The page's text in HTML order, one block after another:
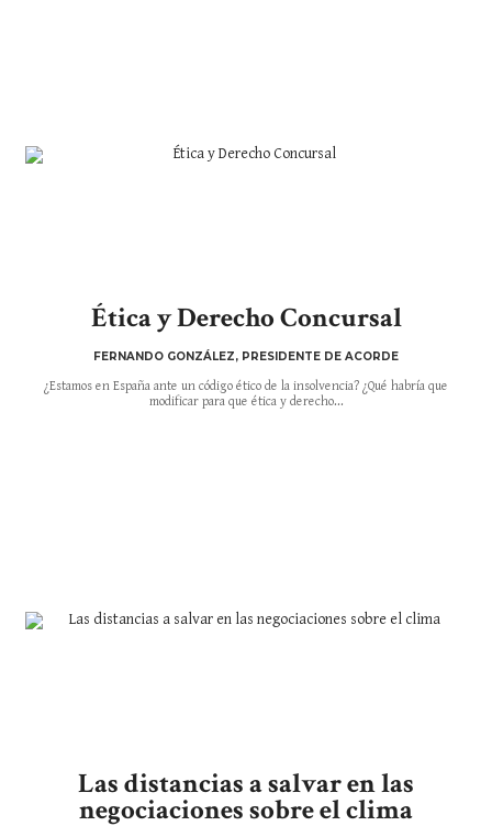
Ética y Derecho Concursal
FERNANDO GONZÁLEZ, PRESIDENTE DE ACORDE
¿Estamos en España ante un código ético de la insolvencia? ¿Qué habría que
modificar para que ética y derecho...
Las distancias a salvar en las
negociaciones sobre el clima